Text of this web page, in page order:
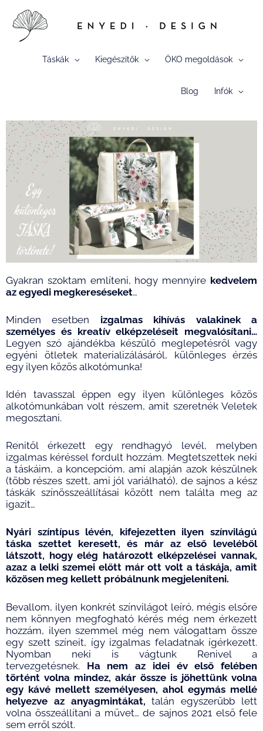
Táskák Kiegészítők ÖKO megoldások
Blog Infók
Gyakran szoktam említeni, hogy mennyire kedvelem
az egyedi megkereséseket…
Minden esetben izgalmas kihívás valakinek a
személyes és kreatív elképzeléseit megvalósítani…
Legyen szó ajándékba készülő meglepetésről vagy
egyéni ötletek materializálásáról, különleges érzés
egy ilyen közös alkotómunka!
Idén tavasszal éppen egy ilyen különleges közös
alkotómunkában volt részem, amit szeretnék Veletek
megosztani.
Renitől érkezett egy rendhagyó levél, melyben
izgalmas kéréssel fordult hozzám. Megtetszettek neki
a táskáim, a koncepcióm, ami alapján azok készülnek
(több részes szett, ami jól variálható), de sajnos a kész
táskák színösszeállításai között nem találta meg az
igazit…
Nyári színtípus lévén, kifejezetten ilyen színvilágú
táska szettet keresett, és már az első leveléből
látszott, hogy elég határozott elképzelései vannak,
azaz a lelki szemei előtt már ott volt a táskája, amit
közösen meg kellett próbálnunk megjeleníteni.
Bevallom, ilyen konkrét színvilágot leíró, mégis elsőre
nem könnyen megfogható kérés még nem érkezett
hozzám, ilyen szemmel még nem válogattam össze
egy szett színeit, így izgalmas feladatnak ígérkezett.
Nyomban neki is vágtunk Renivel a
tervezgetésnek. Ha nem az idei év első felében
történt volna mindez, akár össze is jöhettünk volna
egy kávé mellett személyesen, ahol egymás mellé
helyezve az anyagmintákat,talán egyszerűbb lett
volna összeállítani a művet… de sajnos 2021 első fele
sem erről szólt.